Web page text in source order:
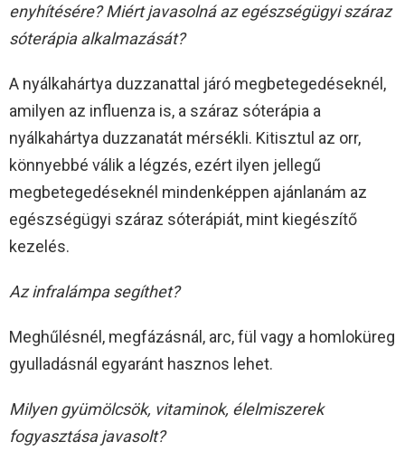
enyhítésére? Miért javasolná az egészségügyi száraz
sóterápia alkalmazását?
A nyálkahártya duzzanattal járó megbetegedéseknél,
amilyen az influenza is, a száraz sóterápia a
nyálkahártya duzzanatát mérsékli. Kitisztul az orr,
könnyebbé válik a légzés, ezért ilyen jellegű
megbetegedéseknél mindenképpen ajánlanám az
egészségügyi száraz sóterápiát, mint kiegészítő
kezelés.
Az infralámpa segíthet?
Meghűlésnél, megfázásnál, arc, fül vagy a homloküreg
gyulladásnál egyaránt hasznos lehet.
Milyen gyümölcsök, vitaminok, élelmiszerek
fogyasztása javasolt?